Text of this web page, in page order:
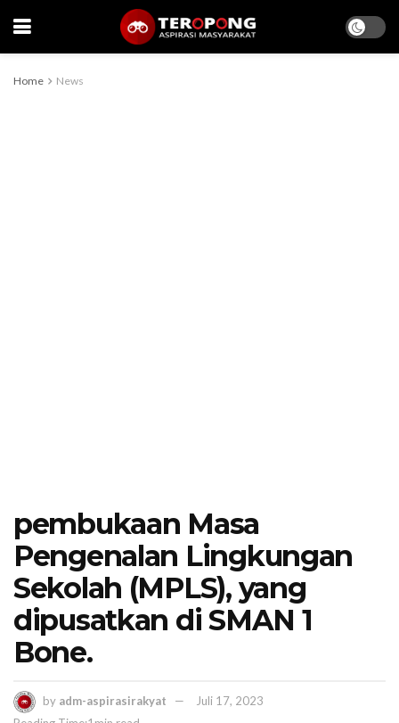
Home News
pembukaan Masa
Pengenalan Lingkungan
Sekolah (MPLS), yang
dipusatkan di SMAN 1
Bone.
by adm-aspirasirakyat
Juli 17, 2023